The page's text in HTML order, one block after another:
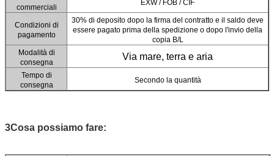
commerciali
EXW / FOB / CIF
Condizioni di
pagamento
30% di deposito dopo la firma del contratto e il saldo deve
essere pagato prima della spedizione o dopo l'invio della
copia B/L
Modalità di
consegna
Via mare, terra e aria
Tempo di
consegna
Secondo la quantità
3Cosa possiamo fare: